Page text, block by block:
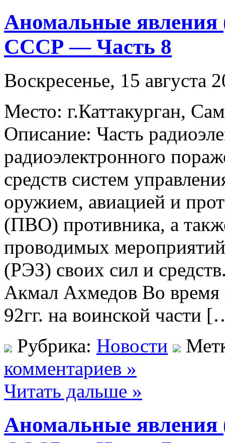
Аномальные явления
СССР — Часть 8
Воскресенье, 15 августа
Место: г.Каттакурган,
Описание: Часть
радиоэлектронного
средств систем
оружием, авиацией и
(ПВО) противника, а
проводимых
(РЭЗ) своих сил и
Акмал Ахмедов Во время
92гг. на воинской части
Рубрика: Новости
комментариев »
Читать дальше »
Аномальные явления